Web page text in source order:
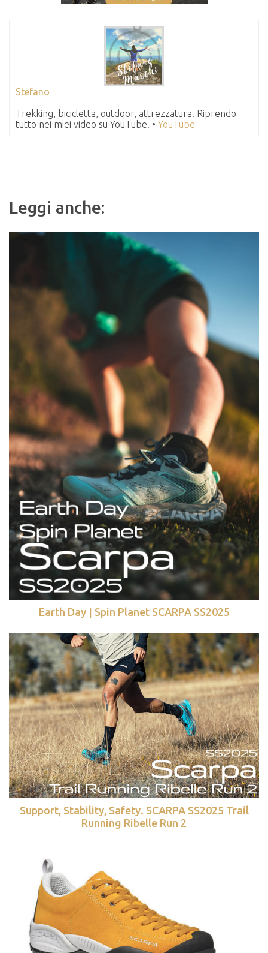
Stefano
Trekking, bicicletta, outdoor, attrezzatura. Riprendo
tutto nei miei video su YouTube. • YouTube
Leggi anche:
Earth Day | Spin Planet SCARPA SS2025
Support, Stability, Safety. SCARPA SS2025 Trail
Running Ribelle Run 2